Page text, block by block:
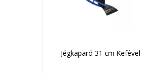
Jégkaparó 31 cm Kefével